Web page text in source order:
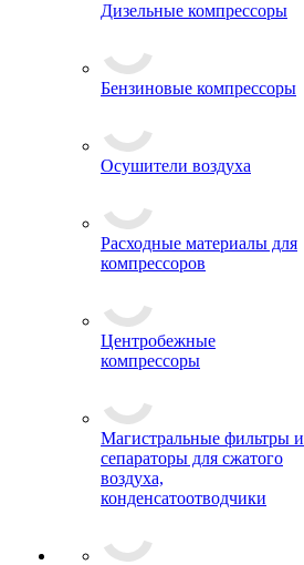
Дизельные компрессоры
Бензиновые компрессоры
Осушители воздуха
Расходные материалы для
компрессоров
Центробежные
компрессоры
Магистральные фильтры и
сепараторы для сжатого
воздуха,
конденсатоотводчики